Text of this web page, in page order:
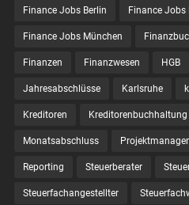
Finance Jobs Berlin Finance Jobs
Finance Jobs München
Finanzen Finanzwesen HGB
Jahresabschlüsse Karlsruhe
Kreditoren Kreditorenbuchhaltung
Monatsabschluss
Reporting Steuerberater
Steuerfachangestellter